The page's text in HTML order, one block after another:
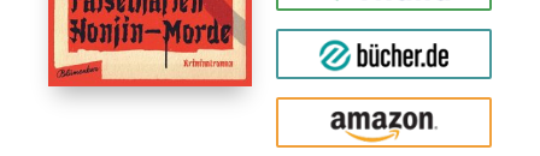
buecher.de
Amazon